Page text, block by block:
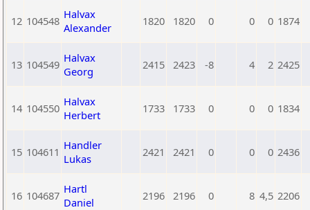
12 104548 Halvax
Alexander
1820 1820 0 0 0 1874
13 104549 Halvax
Georg
2415 2423 -8 4 2 2425
14 104550 Halvax
Herbert
1733 1733 0 0 0 1834
15 104611 Handler
Lukas
2421 2421 0 0 0 2436
16 104687 Hartl
Daniel
2196 2196 0 8 4,5 2206